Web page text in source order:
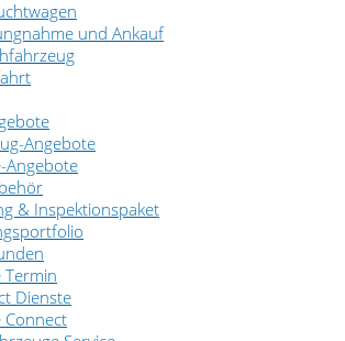
und Ankauf
Angebote
Angebote
& Inspektionspaket
Termin
Dienste
Connect